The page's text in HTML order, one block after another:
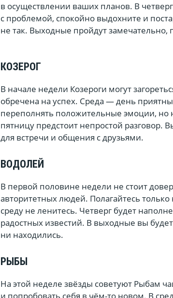
в осуществлении ваших планов. В
с проблемой, спокойно выдохните и
не так. Выходные пройдут замечательно,
КОЗЕРОГ
В начале недели Козероги могут
обречена на успех. Среда — день
переполнять положительные эмоции, но
пятницу предстоит непростой
для встречи и общения с друзьями.
ВОДОЛЕЙ
В первой половине недели не стоит
авторитетных людей. Полагайтесь
среду не ленитесь. Четверг будет
радостных известий. В выходные вы
ни находились.
РЫБЫ
На этой неделе звёзды советуют Рыбам